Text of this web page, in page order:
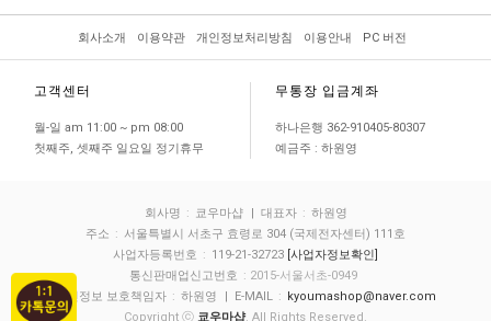
회사소개 이용약관 개인정보처리방침 이용안내 PC 버전
고객센터
월-일 am 11:00 ~ pm 08:00
첫째주, 셋째주 일요일 정기휴무
무통장 입금계좌
하나은행 362-910405-80307
예금주 : 하원영
회사명 : 쿄우마샵 | 대표자 : 하원영
주소 : 서울특별시 서초구 효령로 304 (국제전자센터) 111호
사업자등록번호 : 119-21-32723 [사업자정보확인]
통신판매업신고번호 : 2015-서울서초-0949
개인정보 보호책임자 : 하원영 | E-MAIL : kyoumashop@naver.com
Copyright ⓒ 쿄우마샵. All Rights Reserved.